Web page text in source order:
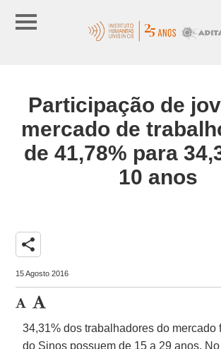
Participação de
mercado de
de 41,78% para
10 anos
share
15 Agosto 2016
34,31% dos trabalhadores do mercado
do Sinos possuem de 15 a 29 anos.